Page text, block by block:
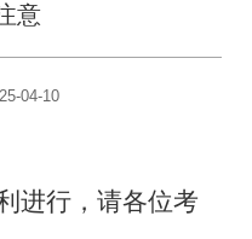
意
04-10
进行，请各位考